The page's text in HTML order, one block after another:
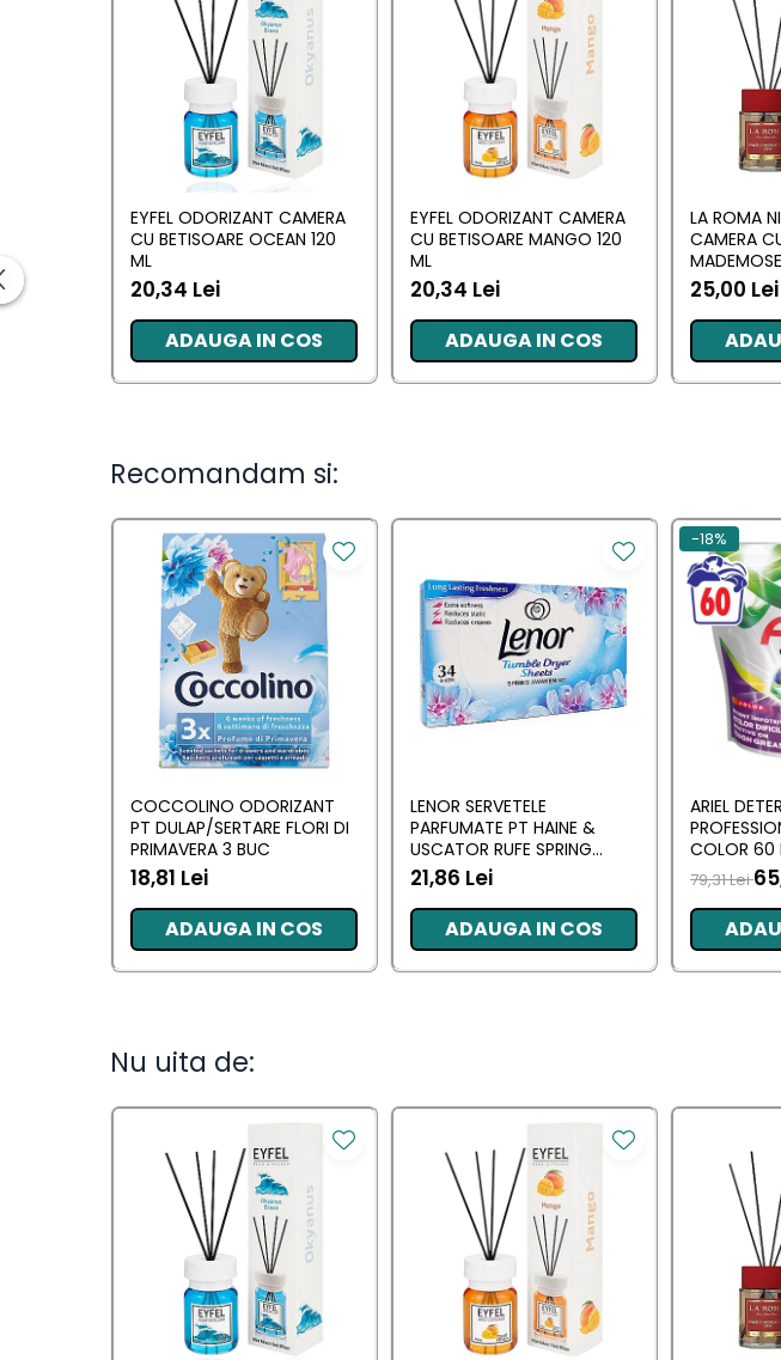
Balsam de par
Fixativ si spuma de par
Masca & Gel de par
Servetele Umede & Uscate
Ingrijire copii
Cosmetice copii
Odorizante
Aer Conditionat
Lumanari Parfumate
Deodorante & Parfumuri
Deodorante &
Parfumuri
Casete cadou
EYFEL ODORIZANT CAMERA
CU BETISOARE OCEAN 120
ML
20,34 Lei
ADAUGA IN COS
EYFEL ODORIZANT CAMERA
CU BETISOARE MANGO 120
ML
20,34 Lei
ADAUGA IN COS
LA ROMA
CAMERA
25,00 Lei
Recomandam si:
COCCOLINO ODORIZANT
PT DULAP/SERTARE FLORI DI
PRIMAVERA 3 BUC
18,81 Lei
ADAUGA IN COS
LENOR SERVETELE
PARFUMATE PT HAINE &
USCATOR RUFE SPRING
AWAKENING 34 BUC
21,86 Lei
ADAUGA IN COS
-18%
ARIEL
COLOR 60
79,31 Lei
Nu uita de: